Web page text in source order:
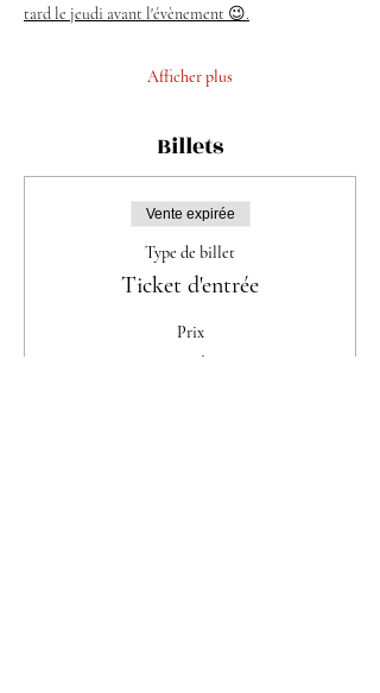
tard le jeudi avant l'évènement 😉.
Afficher plus
Billets
Vente expirée
Type de billet
Ticket d'entrée
Prix
De 35.00 CHF à 70.00 CHF